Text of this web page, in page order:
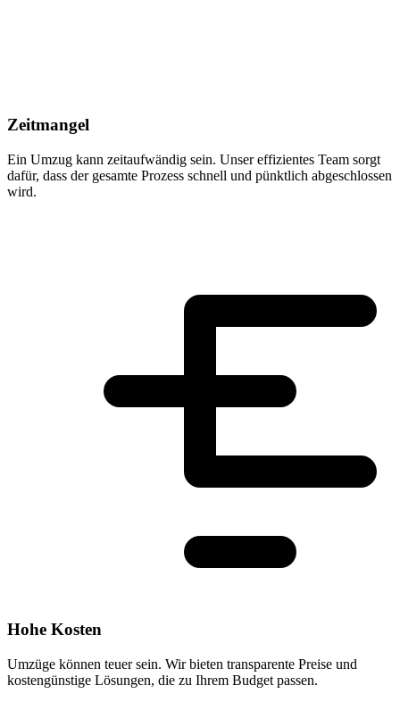
Zeitmangel
Ein Umzug kann zeitaufwändig sein. Unser effizientes Team sorgt
dafür, dass der gesamte Prozess schnell und pünktlich abgeschlossen
wird.
Hohe Kosten
Umzüge können teuer sein. Wir bieten transparente Preise und
kostengünstige Lösungen, die zu Ihrem Budget passen.